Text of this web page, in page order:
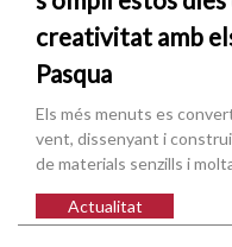
creativitat amb
Pasqua
Els més menuts es
vent, dissenyant i
de materials senzills i
Actualitat